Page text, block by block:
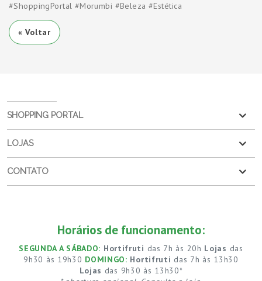
#ShoppingPortal #Morumbi #Beleza #Estética
« Voltar
SHOPPING PORTAL
LOJAS
CONTATO
Horários de funcionamento:
SEGUNDA A SÁBADO: Hortifruti das 7h às 20h Lojas das
9h30 às 19h30 DOMINGO: Hortifruti das 7h às 13h30
Lojas das 9h30 às 13h30*